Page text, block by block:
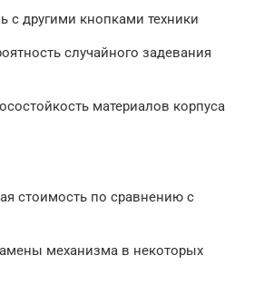
с другими кнопками техники
случайного задевания
материалов корпуса
стоимость по сравнению с
механизма в некоторых